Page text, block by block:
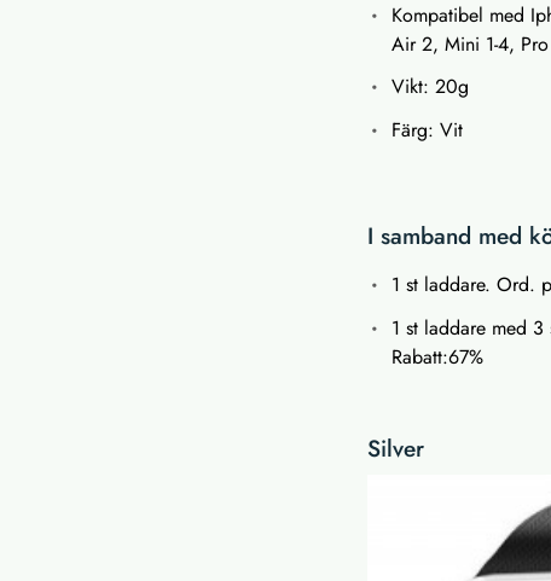
Kompatibel med
Air 2, Mini 1-4, Pro
Vikt: 20g
Färg: Vit
I samband med
1 st laddare. Ord.
1 st laddare med
Rabatt:67%
Silver